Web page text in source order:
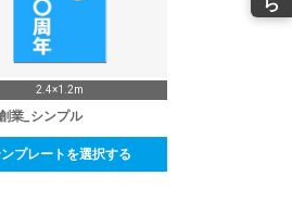
2.4×1.2m
業_シンプル
プレートを選択する